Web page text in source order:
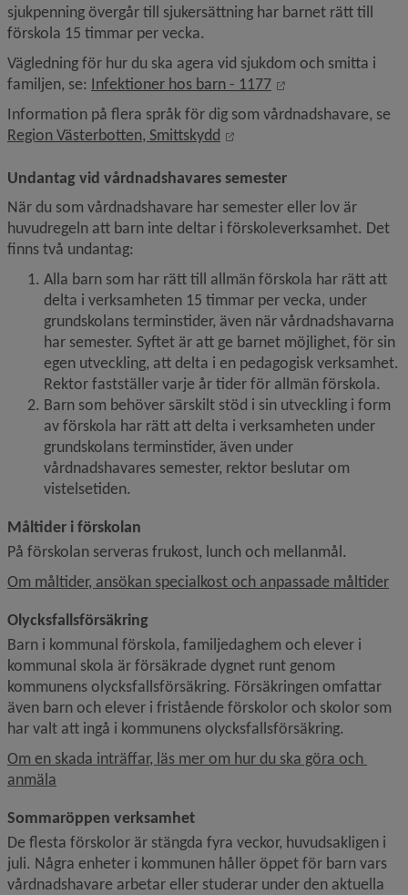
sjukpenning övergår till sjukersättning har barnet rätt till
förskola 15 timmar per vecka.
Vägledning för hur du ska agera vid sjukdom och smitta i
familjen, se: Infektioner hos barn - 1177
Länk till annan
Region Västerbotten, Smittskydd
Länk till annan
Undantag vid vårdnadshavares semester
När du som vårdnadshavare har semester eller lov är
huvudregeln att barn inte deltar i förskoleverksamhet. Det
finns två undantag:
Alla barn som har rätt till allmän förskola har rätt att
delta i verksamheten 15 timmar per vecka, under
grundskolans terminstider, även när vårdnadshavarna
har semester. Syftet är att ge barnet möjlighet, för sin
egen utveckling, att delta i en pedagogisk verksamhet.
Rektor fastställer varje år tider för allmän förskola.
Barn som behöver särskilt stöd i sin utveckling i form
av förskola har rätt att delta i verksamheten under
grundskolans terminstider, även under
vårdnadshavares semester, rektor beslutar om
vistelsetiden.
Måltider i förskolan
På förskolan serveras frukost, lunch och mellanmål.
Om måltider, ansökan specialkost och anpassade måltider
Olycksfallsförsäkring
Barn i kommunal förskola, familjedaghem och elever i
kommunal skola är försäkrade dygnet runt genom
kommunens olycksfallsförsäkring. Försäkringen omfattar
även barn och elever i fristående förskolor och skolor som
har valt att ingå i kommunens olycksfallsförsäkring.
Om en skada inträffar, läs mer om hur du ska göra och
anmäla
Sommaröppen verksamhet
De flesta förskolor är stängda fyra veckor, huvudsakligen i
juli. Några enheter i kommunen håller öppet för barn vars
vårdnadshavare arbetar eller studerar under den aktuella